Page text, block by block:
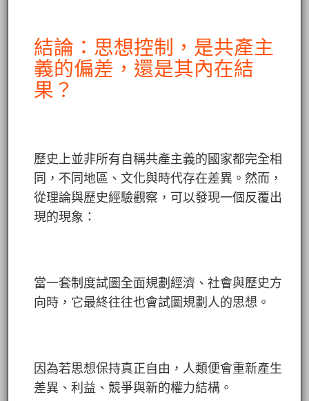
結論：思想控制，是共產主
義的偏差，還是其內在結
果？
歷史上並非所有自稱共產主義的國家都完全相
同，不同地區、文化與時代存在差異。然而，
從理論與歷史經驗觀察，可以發現一個反覆出
現的現象：
當一套制度試圖全面規劃經濟、社會與歷史方
向時，它最終往往也會試圖規劃人的思想。
因為若思想保持真正自由，人類便會重新產生
差異、利益、競爭與新的權力結構。